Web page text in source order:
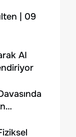
| 09
AI